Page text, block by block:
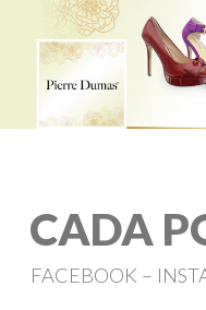
CADA
FACEBOOK –